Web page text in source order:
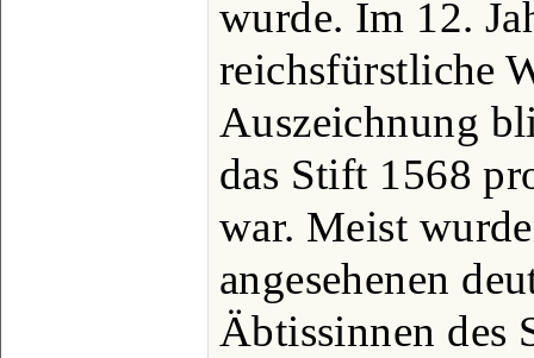
wurde. Im 12.
reichsfürstliche
Auszeichnung
das Stift 1568
war. Meist
angesehenen
Äbtissinnen des